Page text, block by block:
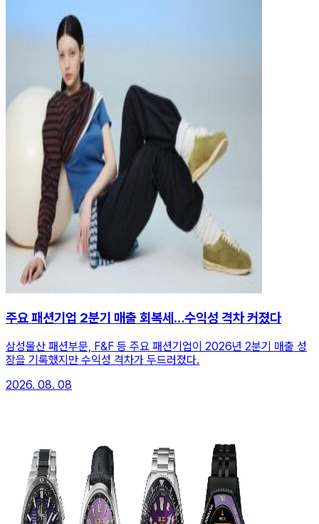
주요 패션기업 2분기 매출 회복세…수익성 격차 커졌다
삼성물산 패션부문, F&F 등 주요 패션기업이 2026년 2분기 매출 성
장을 기록했지만 수익성 격차가 두드러졌다.
2026. 08. 08